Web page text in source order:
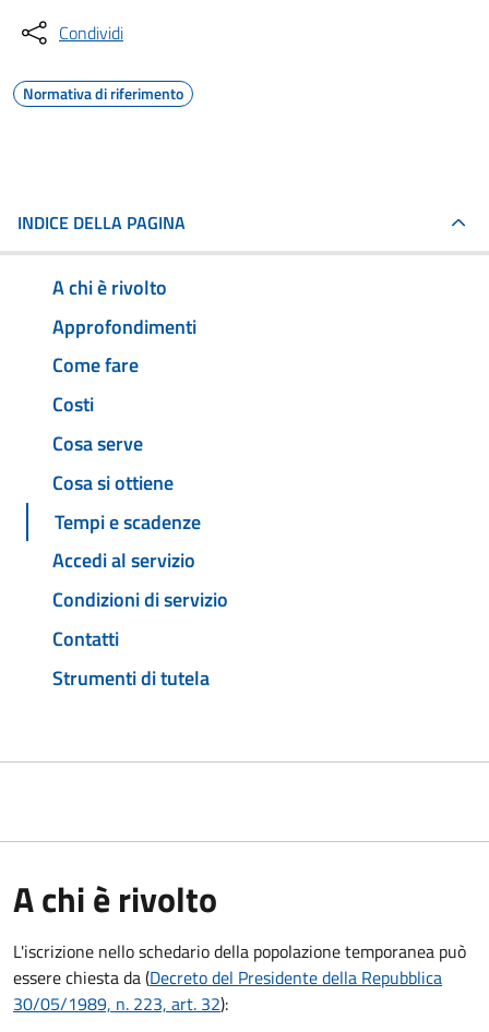
Condividi
Normativa di riferimento
INDICE DELLA PAGINA
A chi è rivolto
Approfondimenti
Come fare
Costi
Cosa serve
Cosa si ottiene
Tempi e scadenze
Accedi al servizio
Condizioni di servizio
Contatti
Strumenti di tutela
A chi è rivolto
L'iscrizione nello schedario della popolazione temporanea può
essere chiesta da (Decreto del Presidente della Repubblica
30/05/1989, n. 223, art. 32):